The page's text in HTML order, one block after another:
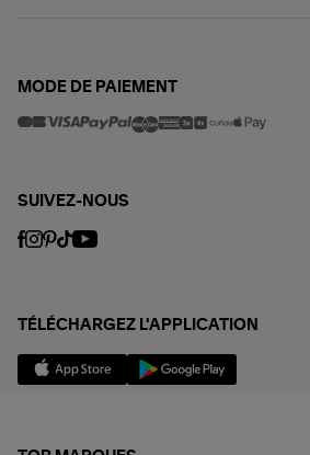
MODE DE PAIEMENT
SUIVEZ-NOUS
TÉLÉCHARGEZ L'APPLICATION